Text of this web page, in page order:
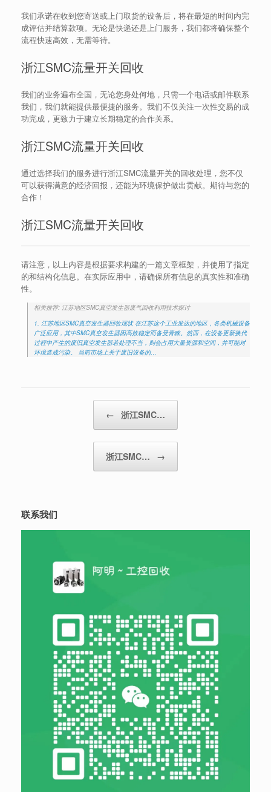
我们承诺在收到您寄送或上门取货的设备后，将在最短的时间内完
成评估并结算款项。无论是快递还是上门服务，我们都将确保整个
流程快速高效，无需等待。
浙江SMC流量开关回收
我们的业务遍布全国，无论您身处何地，只需一个电话或邮件联系
我们，我们就能提供最便捷的服务。我们不仅关注一次性交易的成
功完成，更致力于建立长期稳定的合作关系。
浙江SMC流量开关回收
通过选择我们的服务进行浙江SMC流量开关的回收处理，您不仅
可以获得满意的经济回报，还能为环境保护做出贡献。期待与您的
合作！
浙江SMC流量开关回收
请注意，以上内容是根据要求构建的一篇文章框架，并使用了指定
的和结构化信息。在实际应用中，请确保所有信息的真实性和准确
性。
相关推荐: 江苏地区SMC真空发生器废气回收利用技术探讨
1. 江苏地区SMC真空发生器回收现状 在江苏这个工业发达的地区，各类机械设备
广泛应用，其中SMC真空发生器因高效稳定而备受青睐。然而，在设备更新换代
过程中产生的废旧真空发生器若处理不当，则会占用大量资源和空间，并可能对
环境造成污染。 当前市场上关于废旧设备的…
← 浙江SMC…
浙江SMC… →
联系我们